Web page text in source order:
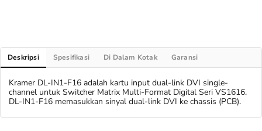
Deskripsi Spesifikasi Di Dalam Kotak Garansi
Kramer DL-IN1-F16 adalah kartu input dual-link DVI single-
channel untuk Switcher Matrix Multi-Format Digital Seri VS1616.
DL-IN1-F16 memasukkan sinyal dual-link DVI ke chassis (PCB).